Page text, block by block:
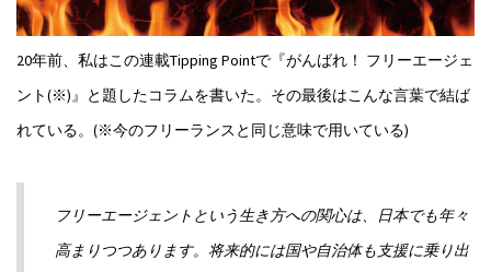
20年前、私はこの連載Tipping Pointで『がんばれ！ フリーエージェ
ント(※)』と題したコラムを書いた。その最後はこんな言葉で結ば
れている。(※今のフリーランスと同じ意味で用いている)
フリーエージェントという生き方への関心は、日本でも年々
高まりつつあります。将来的には国や自治体も支援に乗り出